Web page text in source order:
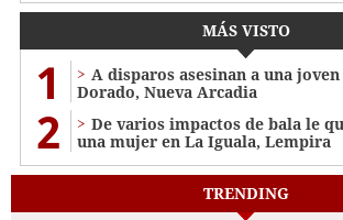
MÁS VISTO
1
A disparos asesinan a una
Dorado, Nueva Arcadia
2
De varios impactos de bala le
una mujer en La Iguala, Lempira
TRENDING